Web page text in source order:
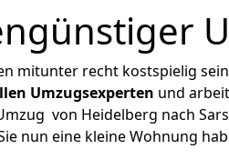
mitunter recht kostspielig
Umzugsexperten und
von Heidelberg nach
nun eine kleine Wohnung